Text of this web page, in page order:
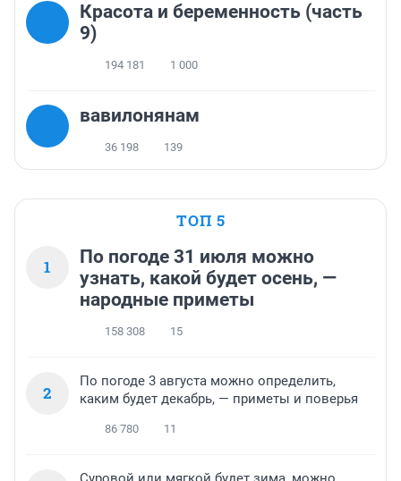
Красота и беременность (часть
9)
194 181 1 000
вавилонянам
36 198 139
ТОП 5
1
По погоде 31 июля можно
узнать, какой будет осень, —
народные приметы
158 308 15
2
По погоде 3 августа можно определить,
каким будет декабрь, — приметы и поверья
86 780 11